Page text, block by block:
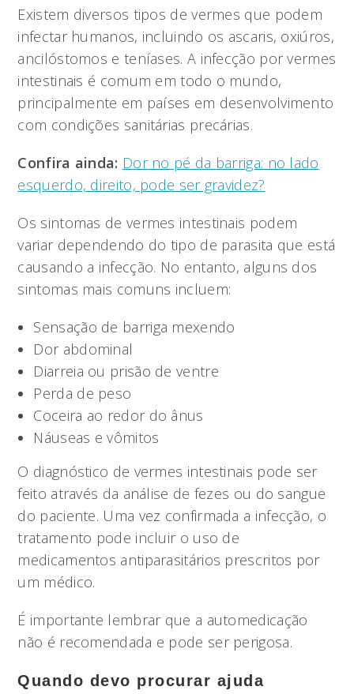
Existem diversos tipos de vermes que podem
infectar humanos, incluindo os ascaris, oxiúros,
ancilóstomos e teníases. A infecção por vermes
intestinais é comum em todo o mundo,
principalmente em países em desenvolvimento
com condições sanitárias precárias.
Confira ainda: Dor no pé da barriga: no lado
esquerdo, direito, pode ser gravidez?
Os sintomas de vermes intestinais podem
variar dependendo do tipo de parasita que está
causando a infecção. No entanto, alguns dos
sintomas mais comuns incluem:
Sensação de barriga mexendo
Dor abdominal
Diarreia ou prisão de ventre
Perda de peso
Coceira ao redor do ânus
Náuseas e vômitos
O diagnóstico de vermes intestinais pode ser
feito através da análise de fezes ou do sangue
do paciente. Uma vez confirmada a infecção, o
tratamento pode incluir o uso de
medicamentos antiparasitários prescritos por
um médico.
É importante lembrar que a automedicação
não é recomendada e pode ser perigosa.
Quando devo procurar ajuda